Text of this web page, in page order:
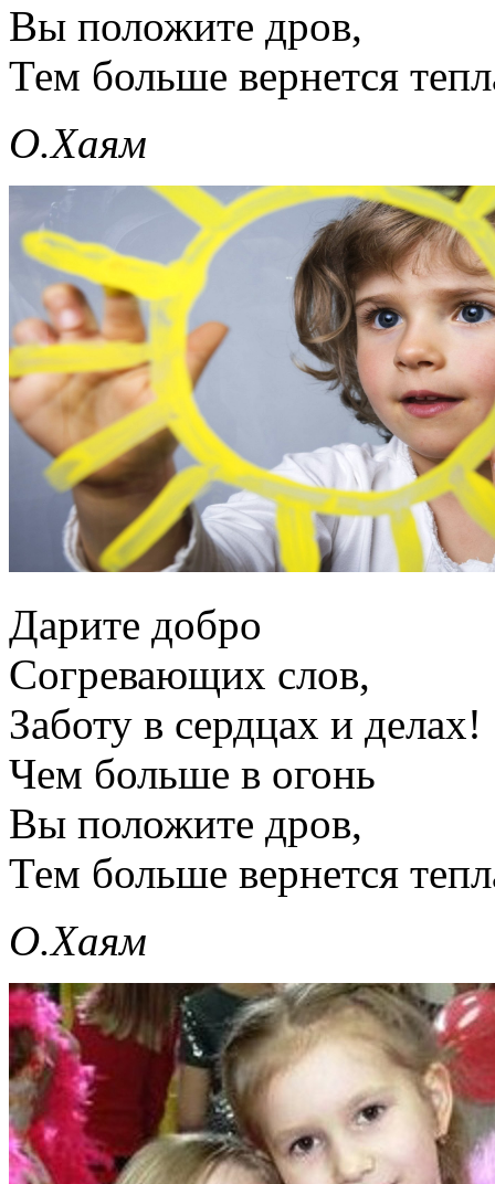
Вы положите дров,
Тем больше вернется
О.Хаям
Дарите добро
Согревающих слов,
Заботу в сердцах и делах!
Чем больше в огонь
Вы положите дров,
Тем больше вернется
О.Хаям